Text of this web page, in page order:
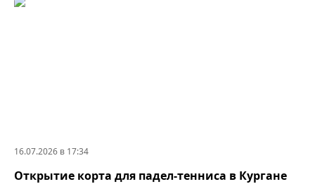
16.07.2026 в 17:34
Открытие корта для падел-тенниса в Кургане